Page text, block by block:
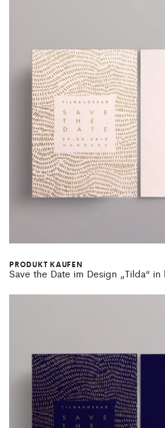
PRODUKT KAUFEN
Save the Date im Design „Tilda“